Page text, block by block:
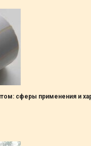
сферы применения и